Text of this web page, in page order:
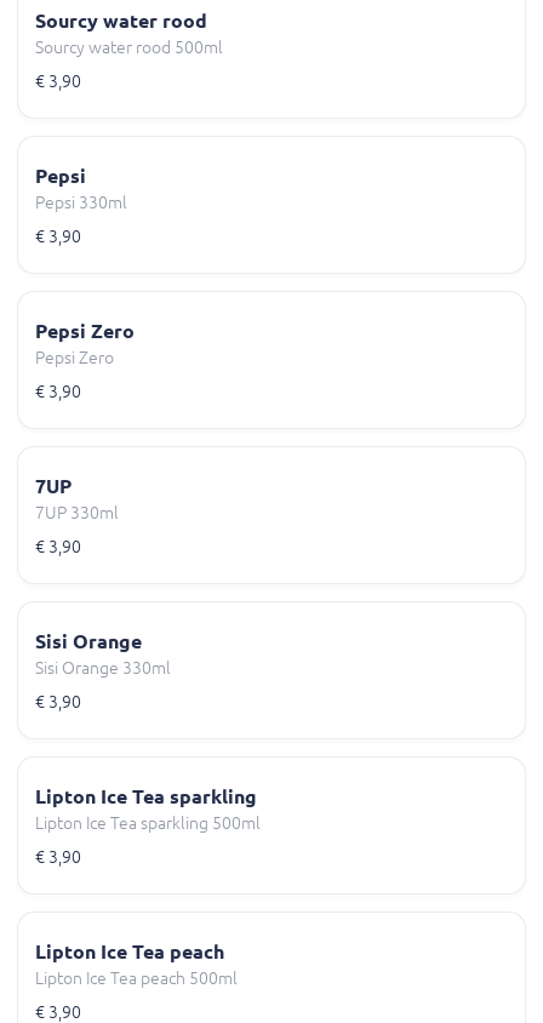
Sourcy water rood
Sourcy water rood 500ml
€ 3,90
Pepsi
Pepsi 330ml
€ 3,90
Pepsi Zero
Pepsi Zero
€ 3,90
7UP
7UP 330ml
€ 3,90
Sisi Orange
Sisi Orange 330ml
€ 3,90
Lipton Ice Tea sparkling
Lipton Ice Tea sparkling 500ml
€ 3,90
Lipton Ice Tea peach
Lipton Ice Tea peach 500ml
€ 3,90